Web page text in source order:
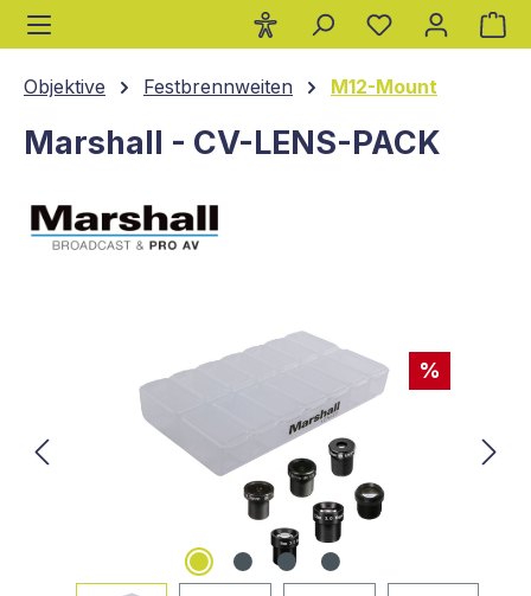
springen
Objektive Festbrennweiten M12-Mount
Marshall - CV-LENS-PACK
%